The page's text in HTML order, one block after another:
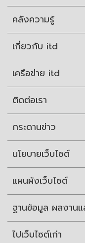
คลังความรู้
เกี่ยวกับ itd
เครือข่าย itd
ติดต่อเรา
กระดานข่าว
นโยบายเว็บไซต์
แผนผังเว็บไซต์
ฐานข้อมูล ผลงาน
ไปเว็บไซต์เก่า